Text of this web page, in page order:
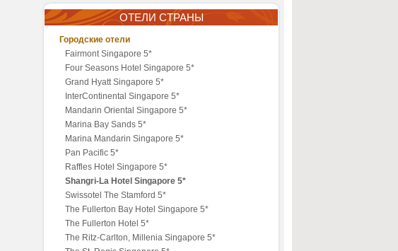
ОТЕЛИ СТРАНЫ
Городские отели
Fairmont Singapore 5*
Four Seasons Hotel Singapore 5*
Grand Hyatt Singapore 5*
InterContinental Singapore 5*
Mandarin Oriental Singapore 5*
Marina Bay Sands 5*
Marina Mandarin Singapore 5*
Pan Pacific 5*
Raffles Hotel Singapore 5*
Shangri-La Hotel Singapore 5*
Swissotel The Stamford 5*
The Fullerton Bay Hotel Singapore 5*
The Fullerton Hotel 5*
The Ritz-Carlton, Millenia Singapore 5*